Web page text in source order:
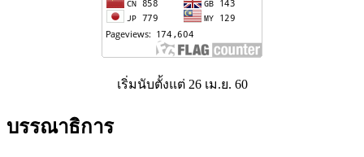
เริ่มนับตั้งแต่ 26 เม.ย. 60
บรรณาธิการ